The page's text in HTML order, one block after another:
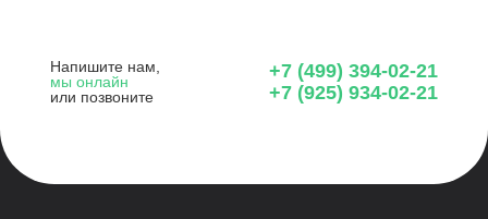
Напишите нам,
мы онлайн
или позвоните
+7 (499) 394-02-21
+7 (925) 934-02-21